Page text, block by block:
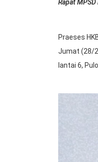
Rapat
Praeses
Jumat (28/
lantai 6,